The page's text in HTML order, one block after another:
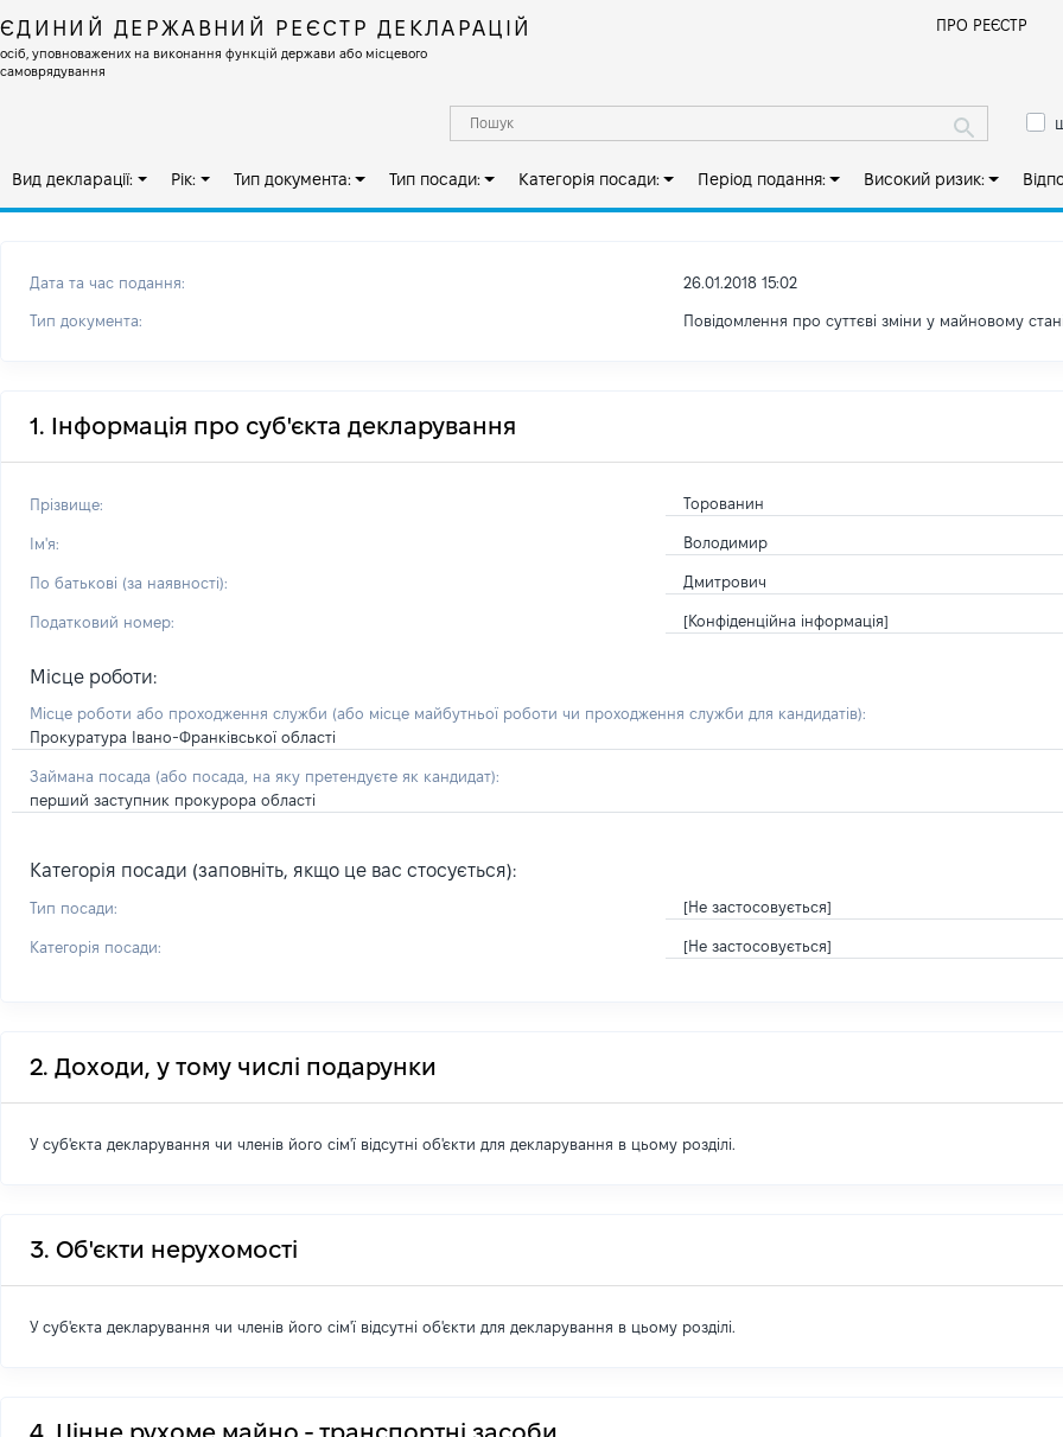
ЄДИНИЙ ДЕРЖАВНИЙ РЕЄСТР ДЕКЛАРАЦІЙ
осіб, уповноважених на виконання функцій держави або місцевого
самоврядування
ПРО РЕЄСТР
Вид декларації: Рік: Тип документа: Тип посади: Категорія посади: Період подання: Високий ризик:
Дата та час подання: 26.01.2018 15:02
Тип документа: Повідомлення про суттєві зміни y майновому
1. Інформація про суб'єкта декларування
Прізвище: Торованин
Ім'я: Володимир
По батькові (за наявності): Дмитрович
Податковий номер: [Конфіденційна інформація]
Місце роботи:
Місце роботи або проходження служби (або місце майбутньої роботи чи проходження служби для кандидатів):
Прокуратура Івано-Франківської області
Займана посада (або посада, на яку претендуєте як кандидат):
перший заступник прокурора області
Категорія посади (заповніть, якщо це вас стосується):
Тип посади: [Не застосовується]
Категорія посади: [Не застосовується]
2. Доходи, у тому числі подарунки
У суб'єкта декларування чи членів його сім'ї відсутні об'єкти для декларування в цьому розділі.
3. Об'єкти нерухомості
У суб'єкта декларування чи членів його сім'ї відсутні об'єкти для декларування в цьому розділі.